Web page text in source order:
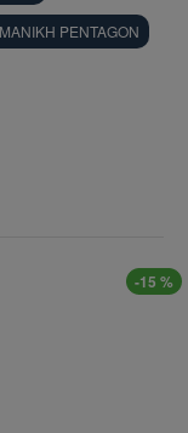
PENTAGON
-15 %